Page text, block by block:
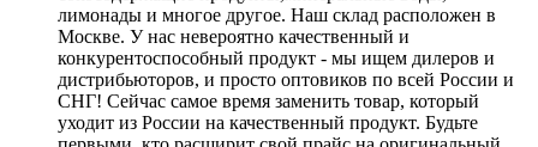
лимонады и многое другое. Наш склад расположен в
Москве. У нас невероятно качественный и
конкурентоспособный продукт - мы ищем дилеров и
дистрибьюторов, и просто оптовиков по всей России и
СНГ! Сейчас самое время заменить товар, который
уходит из России на качественный продукт. Будьте